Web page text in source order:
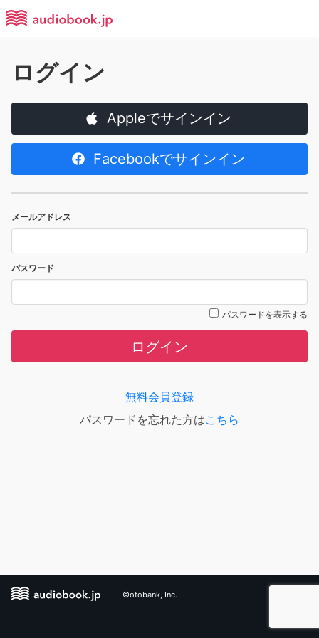
ログイン
Appleでサインイン
Facebookでサインイン
メールアドレス
パスワード
パスワードを表示する
ログイン
無料会員登録
パスワードを忘れた方はこちら
©otobank, Inc.